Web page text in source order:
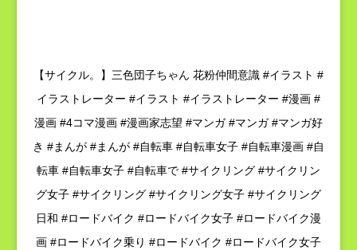
【サイクル。】三色団子ちゃん 花粉仲間意識 #イラスト #
イラストレーター #イラスト #イラストレーター #漫画 #
漫画 #4コマ漫画 #漫画家志望 #マンガ #マンガ #マンガ好
き #まんが #まんが #自転車 #自転車女子 #自転車漫画 #自
転車 #自転車女子 #自転車で #サイクリング #サイクリン
グ女子 #サイクリング #サイクリング女子 #サイクリング
日和 #ロードバイク #ロードバイク女子 #ロードバイク漫
画 #ロードバイク乗り #ロードバイク #ロードバイク女子